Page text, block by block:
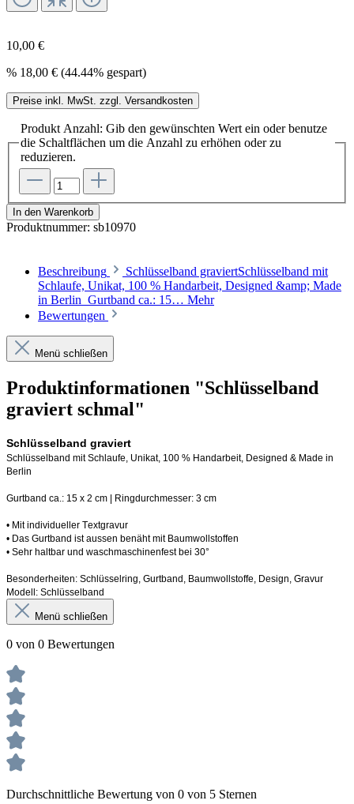
10,00 €
% 18,00 € (44.44% gespart)
Preise inkl. MwSt. zzgl. Versandkosten
Produkt Anzahl: Gib den gewünschten Wert ein oder benutze
die Schaltflächen um die Anzahl zu erhöhen oder zu
reduzieren.
In den Warenkorb
Produktnummer: sb10970
Beschreibung
Schlüsselband graviertSchlüsselband mit
Schlaufe, Unikat, 100 % Handarbeit, Designed &amp; Made
in Berlin Gurtband ca.: 15… Mehr
Bewertungen
Menü schließen
Produktinformationen "Schlüsselband
graviert schmal"
Schlüsselband graviert
Schlüsselband mit Schlaufe, Unikat, 100 % Handarbeit, Designed & Made in
Berlin
Gurtband ca.: 15 x 2 cm | Ringdurchmesser: 3 cm
• Mit individueller Textgravur
• Das Gurtband ist aussen benäht mit Baumwollstoffen
• Sehr haltbar und waschmaschinenfest bei 30°
Besonderheiten: Schlüsselring, Gurtband , Baumwollstoffe, Design, Gravur
Modell: Schlüsselband
Menü schließen
0 von 0 Bewertungen
Durchschnittliche Bewertung von 0 von 5 Sternen